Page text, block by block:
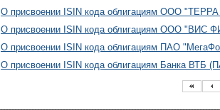
О присвоении ISIN кода облигациям ООО
О присвоении ISIN кода облигациям ООО "ВИС
О присвоении ISIN кода облигациям ПАО
О присвоении ISIN кода облигациям Банка ВТБ